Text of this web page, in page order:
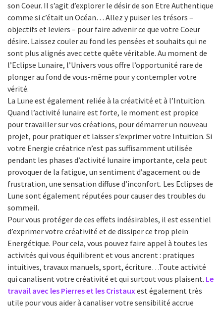
son Coeur. Il s’agit d’explorer le désir de son Etre Authentique
comme si c’était un Océan… Allez y puiser les trésors –
objectifs et leviers – pour faire advenir ce que votre Coeur
désire. Laissez couler au fond les pensées et souhaits qui ne
sont plus alignés avec cette quête véritable. Au moment de
l’Eclipse Lunaire, l’Univers vous offre l’opportunité rare de
plonger au fond de vous-même pour y contempler votre
vérité.
La Lune est également reliée à la créativité et à l’Intuition.
Quand l’activité lunaire est forte, le moment est propice
pour travailler sur vos créations, pour démarrer un nouveau
projet, pour pratiquer et laisser s’exprimer votre Intuition. Si
votre Energie créatrice n’est pas suffisamment utilisée
pendant les phases d’activité lunaire importante, cela peut
provoquer de la fatigue, un sentiment d’agacement ou de
frustration, une sensation diffuse d’inconfort. Les Eclipses de
Lune sont également réputées pour causer des troubles du
sommeil.
Pour vous protéger de ces effets indésirables, il est essentiel
d’exprimer votre créativité et de dissiper ce trop plein
Energétique. Pour cela, vous pouvez faire appel à toutes les
activités qui vous équilibrent et vous ancrent : pratiques
intuitives, travaux manuels, sport, écriture…Toute activité
qui canalisent votre créativité et qui surtout vous plaisent. Le
travail avec les Pierres et les Cristauxest également très
utile pour vous aider à canaliser votre sensibilité accrue